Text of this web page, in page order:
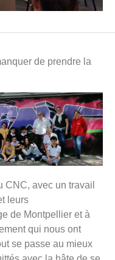
de prendre la
CNC, avec un travail
leurs
de Montpellier et à
qui nous ont
se passe au mieux